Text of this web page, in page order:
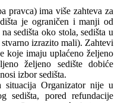
pravca) ima više zahteva za
je ograničen i manji od
sedišta oko stola, sedišta u
izrazito mali). Zahtevi
koje imaju uplaćeno željeno
željeno sedište dobiće
izbor sedišta.
Organizator nije u
sedišta, pored refundacije